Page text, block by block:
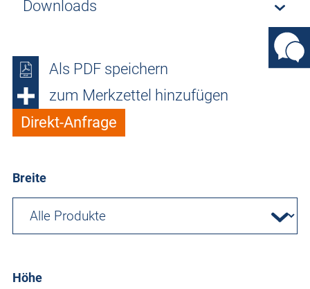
Downloads
Als PDF speichern
zum Merkzettel hinzufügen
Direkt-Anfrage
Breite
Höhe